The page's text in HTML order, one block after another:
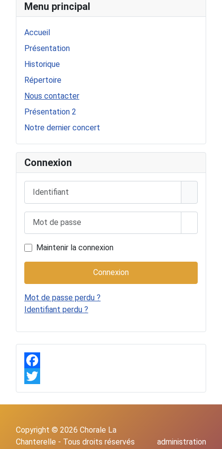
Menu principal
Accueil
Présentation
Historique
Répertoire
Nous contacter
Présentation 2
Notre dernier concert
Connexion
Identifiant
Maintenir la connexion
Connexion
Mot de passe perdu ?
Identifiant perdu ?
F
a
c
b
T
w
t
Copyright © 2026 Chorale La
Chanterelle - Tous droits réservés
administration